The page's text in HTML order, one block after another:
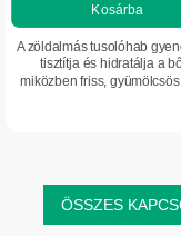
Kosárba
A zöldalmás tusolóhab
tisztítja és hidratálja a
miközben friss,
ÖSSZES